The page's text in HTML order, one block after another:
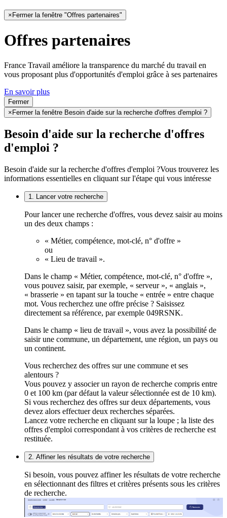
×Fermer la fenêtre "Offres partenaires"
Offres partenaires
France Travail améliore la transparence du marché du travail en
vous proposant plus d'opportunités d'emploi grâce à ses partenaires
En savoir plus
Fermer
×Fermer la fenêtre Besoin d'aide sur la recherche d'offres d'emploi ?
Besoin d'aide sur la recherche d'offres
d'emploi ?
Besoin d'aide sur la recherche d'offres d'emploi ?Vous trouverez les
informations essentielles en cliquant sur l'étape qui vous intéresse
1. Lancer votre recherche
Pour lancer une recherche d'offres, vous devez saisir au moins
un des deux champs :
« Métier, compétence, mot-clé, n° d'offre »
ou
« Lieu de travail ».
Dans le champ « Métier, compétence, mot-clé, n° d'offre »,
vous pouvez saisir, par exemple, « serveur », « anglais »,
« brasserie » en tapant sur la touche « entrée » entre chaque
mot. Vous recherchez une offre précise ? Saisissez
directement sa référence, par exemple 049RSNK.
Dans le champ « lieu de travail », vous avez la possibilité de
saisir une commune, un département, une région, un pays ou
un continent.
Vous recherchez des offres sur une commune et ses
alentours ?
Vous pouvez y associer un rayon de recherche compris entre
0 et 100 km (par défaut la valeur sélectionnée est de 10 km).
Si vous recherchez des offres sur deux départements, vous
devez alors effectuer deux recherches séparées.
Lancez votre recherche en cliquant sur la loupe ; la liste des
offres d'emploi correspondant à vos critères de recherche est
restituée.
2. Affiner les résultats de votre recherche
Si besoin, vous pouvez affiner les résultats de votre recherche
en sélectionnant des filtres et critères présents sous les critères
de recherche.